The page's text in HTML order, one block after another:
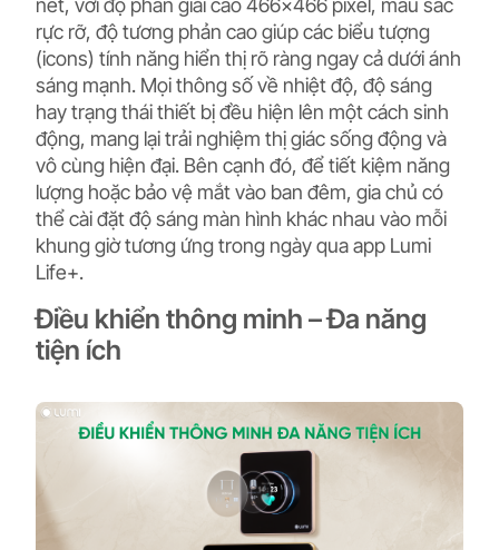
nét, với độ phân giải cao 466×466 pixel, màu sắc
rực rỡ, độ tương phản cao giúp các biểu tượng
(icons) tính năng hiển thị rõ ràng ngay cả dưới ánh
sáng mạnh. Mọi thông số về nhiệt độ, độ sáng
hay trạng thái thiết bị đều hiện lên một cách sinh
động, mang lại trải nghiệm thị giác sống động và
vô cùng hiện đại. Bên cạnh đó, để tiết kiệm năng
lượng hoặc bảo vệ mắt vào ban đêm, gia chủ có
thể cài đặt độ sáng màn hình khác nhau vào mỗi
khung giờ tương ứng trong ngày qua app Lumi
Life+.
Điều khiển thông minh – Đa năng
tiện ích